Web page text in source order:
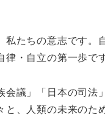
私たちの意志です。
・自立の第一歩です
会議」「日本の司法
と、人類の未来のた